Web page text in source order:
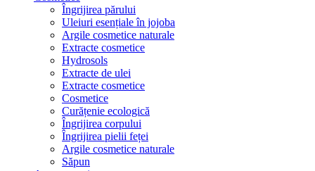
Îngrijirea părului
Uleiuri esențiale în jojoba
Argile cosmetice naturale
Extracte cosmetice
Hydrosols
Extracte de ulei
Extracte cosmetice
Cosmetice
Curățenie ecologică
Îngrijirea corpului
Îngrijirea pielii feței
Argile cosmetice naturale
Săpun